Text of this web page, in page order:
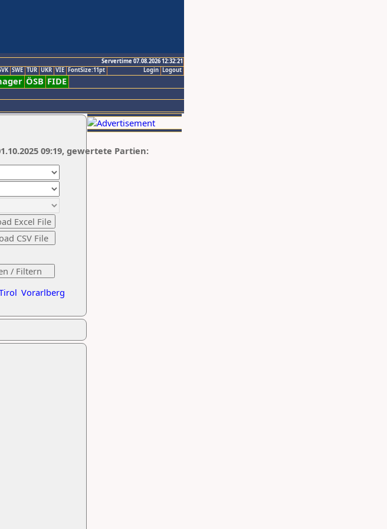
Servertime 07.08.2026 12:32:21
Logout
Login
SWE TUR UKR VIE FontSize:11pt
ÖSB FIDE
Vorarlberg
09:19, gewertete Partien: